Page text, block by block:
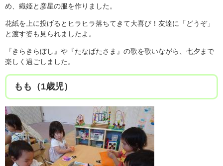
め、織姫と彦星の服を作りました。
花紙を上に投げるとヒラヒラ落ちてきて大喜び！友達に「どうぞ」
と渡す姿も見られましたよ。
『きらきらぼし』や『たなばたさま』の歌を歌いながら、七夕まで
楽しく過ごしました。
もも（1歳児）